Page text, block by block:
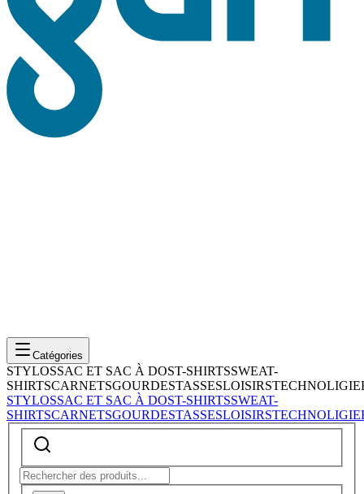
Catégories
STYLOSSAC ET SAC À DOST-SHIRTSSWEAT-
SHIRTSCARNETSGOURDESTASSESLOISIRSTECHNOLIGIE
STYLOSSAC ET SAC À DOST-SHIRTSSWEAT-
SHIRTSCARNETSGOURDESTASSESLOISIRSTECHNOLIGIE